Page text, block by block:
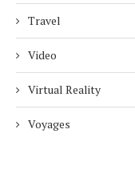
Travel
Video
Virtual Reality
Voyages